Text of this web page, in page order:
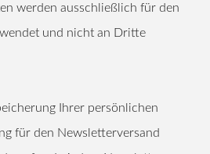
werden ausschließlich für den
und nicht an Dritte
Ihrer persönlichen
für den Newsletterversand